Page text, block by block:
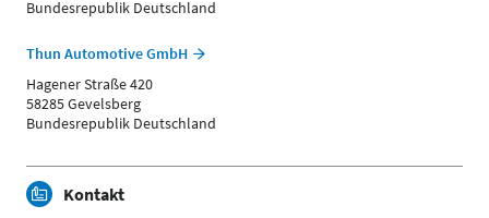
Bundesrepublik Deutschland
Thun Automotive GmbH
Hagener Straße 420
58285 Gevelsberg
Bundesrepublik Deutschland
Kontakt